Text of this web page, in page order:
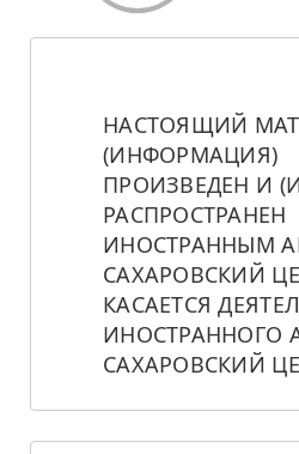
НАСТОЯЩИЙ
(ИНФОРМАЦИЯ)
ПРОИЗВЕДЕН И
РАСПРОСТРАНЕН
ИНОСТРАННЫМ
САХАРОВСКИЙ
КАСАЕТСЯ
ИНОСТРАННОГО
САХАРОВСКИЙ